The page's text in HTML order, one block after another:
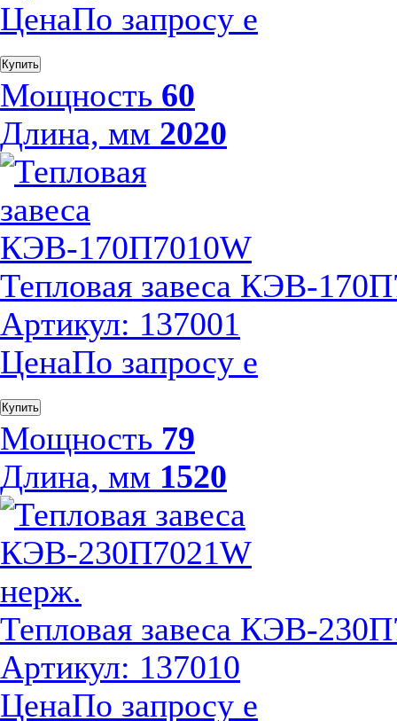
ЦенаПо запросу е
Купить
Мощность 60
Длина, мм 2020
Тепловая завеса КЭВ-
Артикул: 137001
ЦенаПо запросу е
Купить
Мощность 79
Длина, мм 1520
Тепловая завеса КЭВ-
Артикул: 137010
ЦенаПо запросу е